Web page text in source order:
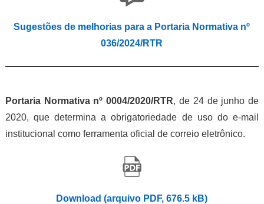
Sugestões de melhorias para a Portaria Normativa nº
036/2024/RTR
Portaria Normativa nº 0004/2020/RTR, de 24 de junho de
2020, que determina a obrigatoriedade de uso do e-mail
institucional como ferramenta oficial de correio eletrônico.
Download (arquivo PDF, 676.5 kB)